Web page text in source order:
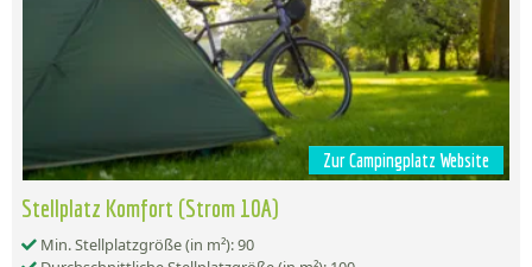
Zur Campingplatz Website
Stellplatz Komfort (Strom 10A)
Min. Stellplatzgröße (in m²): 90